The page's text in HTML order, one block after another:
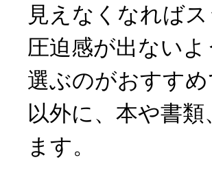
見えなくなれば
圧迫感が出ない
選ぶのがおすす
以外に、本や書
ます。